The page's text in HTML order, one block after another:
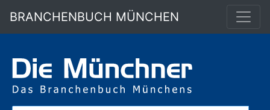
BRANCHENBUCH MÜNCHEN